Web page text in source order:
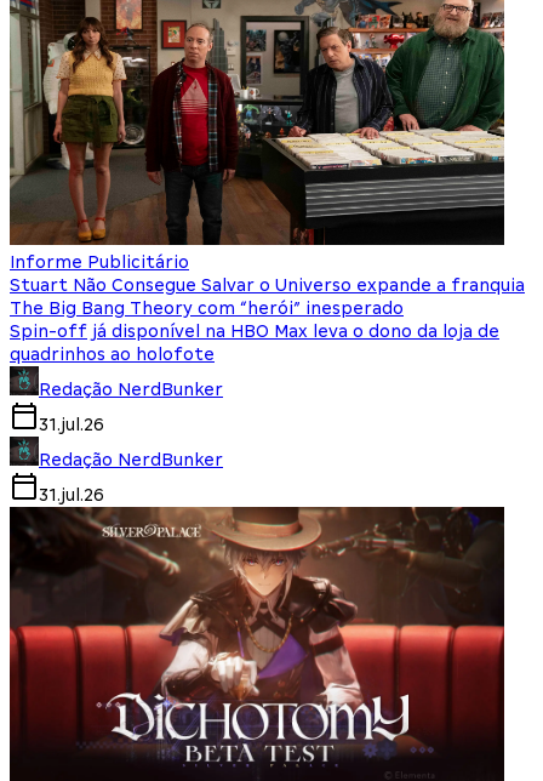
Informe Publicitário
Stuart Não Consegue Salvar o Universo expande a franquia
The Big Bang Theory com “herói” inesperado
Spin-off já disponível na HBO Max leva o dono da loja de
quadrinhos ao holofote
Redação NerdBunker
31.jul.26
Redação NerdBunker
31.jul.26